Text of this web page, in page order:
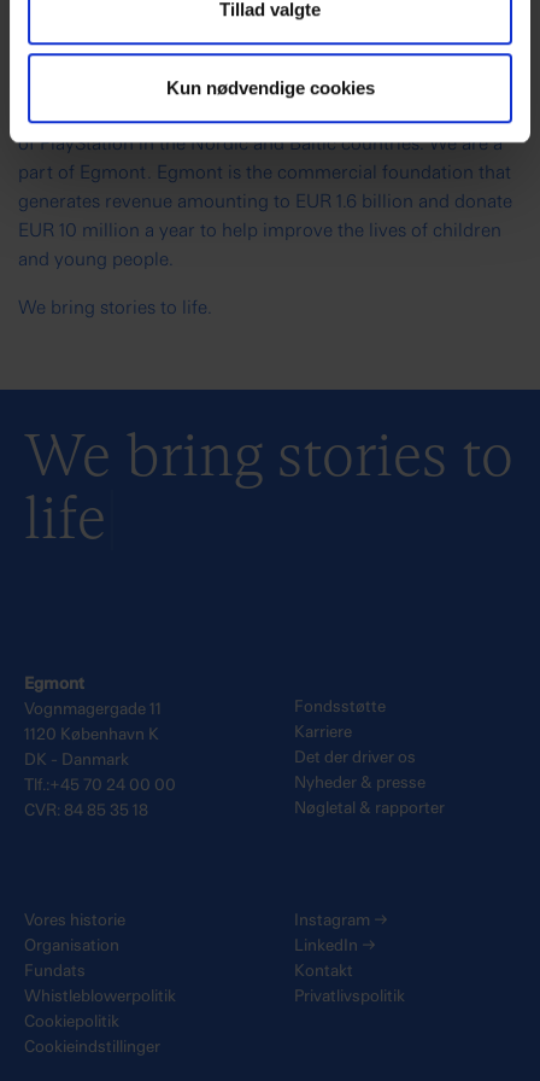
Tillad valgte
Kun nødvendige cookies
Nordisk Film is the leading producer and distributor of
films in the Nordic countries, and we have digital
businesses such as GoGift.com. We are a significant
investor in games development studios, and the distributor
of PlayStation in the Nordic and Baltic countries. We are a
part of Egmont. Egmont is the commercial foundation that
generates revenue amounting to EUR 1.6 billion and donate
EUR 10 million a year to help improve the lives of children
and young people.
We bring stories to life.
We bring stories to
life
Egmont
Vognmagergade 11
1120 København K
DK - Danmark
Tlf.:+45 70 24 00 00
CVR: 84 85 35 18
Fondsstøtte
Karriere
Det der driver os
Nyheder & presse
Nøgletal & rapporter
Vores historie
Organisation
Fundats
Whistleblowerpolitik
Cookiepolitik
Cookieindstillinger
Instagram →
LinkedIn →
Kontakt
Privatlivspolitik